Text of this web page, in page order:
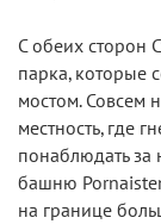
С обеих сторон
парка, которые
мостом. Совсем
местность, где
понаблюдать за
башню
на границе